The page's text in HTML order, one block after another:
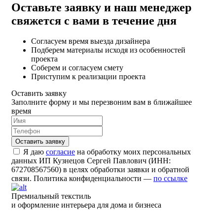
Оставьте заявку и наш менеджер
свяжется с вами в течение дня
Согласуем время выезда дизайнера
Подберем материалы исходя из особенностей
проекта
Соберем и согласуем смету
Приступим к реализации проекта
Оставить заявку
Заполните форму и мы перезвоним вам в ближайшее
время
Я даю согласие на обработку моих персональных
данных ИП Кузнецов Сергей Павлович (ИНН:
672708567560) в целях обработки заявки и обратной
связи. Политика конфиденциальности — по ссылке
Премиальный текстиль
и оформление интерьера для дома и бизнеса